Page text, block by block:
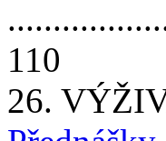
110
26.